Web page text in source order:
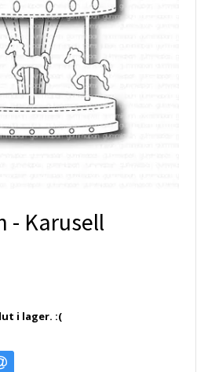
- Karusell
i lager. :(